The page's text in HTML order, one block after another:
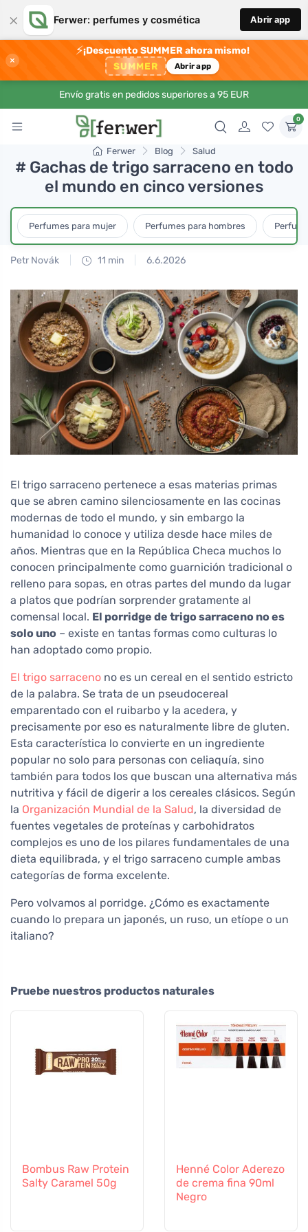
× Ferwer: perfumes y cosmética Abrir app
×
⚡¡Descuento SUMMER ahora mismo!
SUMMER Abrir app
Envío gratis en pedidos superiores a 95 EUR
0
Ferwer Blog Salud
# Gachas de trigo sarraceno en todo
el mundo en cinco versiones
Perfumes para mujer Perfumes para hombres
Petr Novák 11 min 6.6.2026
El trigo sarraceno pertenece a esas materias primas
que se abren camino silenciosamente en las cocinas
modernas de todo el mundo, y sin embargo la
humanidad lo conoce y utiliza desde hace miles de
años. Mientras que en la República Checa muchos lo
conocen principalmente como guarnición tradicional o
relleno para sopas, en otras partes del mundo da lugar
a platos que podrían sorprender gratamente al
comensal local. El porridge de trigo sarraceno no es
solo uno – existe en tantas formas como culturas lo
han adoptado como propio.
El trigo sarraceno no es un cereal en el sentido estricto
de la palabra. Se trata de un pseudocereal
emparentado con el ruibarbo y la acedera, y
precisamente por eso es naturalmente libre de gluten.
Esta característica lo convierte en un ingrediente
popular no solo para personas con celiaquía, sino
también para todos los que buscan una alternativa más
nutritiva y fácil de digerir a los cereales clásicos. Según
la Organización Mundial de la Salud, la diversidad de
fuentes vegetales de proteínas y carbohidratos
complejos es uno de los pilares fundamentales de una
dieta equilibrada, y el trigo sarraceno cumple ambas
categorías de forma excelente.
Pero volvamos al porridge. ¿Cómo es exactamente
cuando lo prepara un japonés, un ruso, un etíope o un
italiano?
Pruebe nuestros productos naturales
Bombus Raw Protein
Salty Caramel 50g
Henné Color Aderezo
de crema fina 90ml
Negro